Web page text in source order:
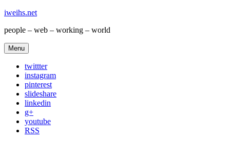
iweihs.net
people – web – working – world
Menu
twittter
instagram
pinterest
slideshare
linkedin
g+
youtube
RSS